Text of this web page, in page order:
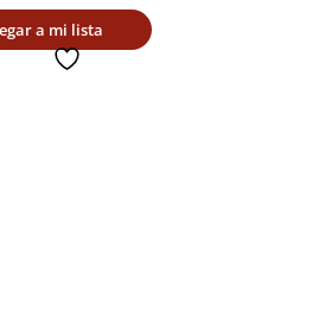
a mi lista